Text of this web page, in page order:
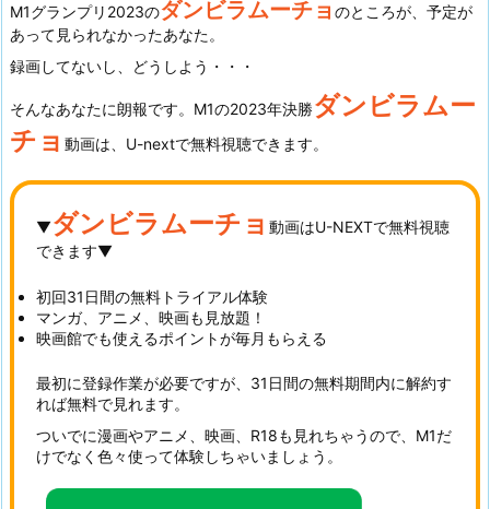
M1グランプリ2023のダンビラムーチョ のところが、予定が
あって見られなかったあなた。
録画してないし、どうしよう・・・
そんなあなたに朗報です。M1の2023年決勝ダンビラムー
チョ 動画は、U-nextで無料視聴できます。
▼ダンビラムーチョ 動画はU-NEXTで無料視聴
できます▼
初回31日間の無料トライアル体験
マンガ、アニメ、映画も見放題！
映画館でも使えるポイントが毎月もらえる
最初に登録作業が必要ですが、31日間の無料期間内に解約す
れば無料で見れます。
ついでに漫画やアニメ、映画、R18も見れちゃうので、M1だ
けでなく色々使って体験しちゃいましょう。